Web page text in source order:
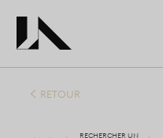
RETOUR
RECHERCHER UN